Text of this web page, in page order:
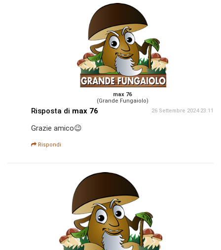
max 76
(Grande Fungaiolo)
Risposta di max 76 26 Settembre 2024 23:11
Grazie amico😉
Rispondi